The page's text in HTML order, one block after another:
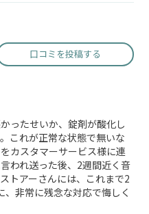
口コミを投稿する
ったせいか、錠剤が酸化し
これが正常な状態で無いな
カスタマーサービス様に連
われ送った後、2週間近く音
トアーさんには、これまで2
非常に残念な対応で悔しく